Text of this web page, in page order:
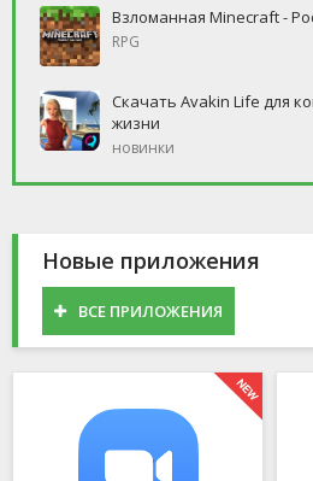
Взломанная Minecraft -
RPG
Скачать Avakin Life для
жизни
новинки
Новые приложения
ВСЕ ПРИЛОЖЕНИЯ